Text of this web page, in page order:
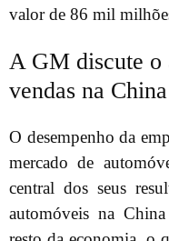
valor de 86 mil
A GM discute o
vendas na China
O desempenho da
mercado de
central dos seus
automóveis na